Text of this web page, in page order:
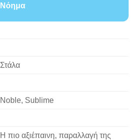
Νόημα
Στάλα
Noble, Sublime
Η πιο αξιέπαινη, παραλλαγή της